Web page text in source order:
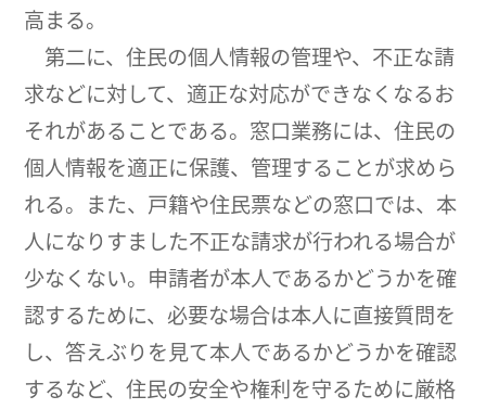
高まる。
第二に、住民の個人情報の管理や、不正な請
求などに対して、適正な対応ができなくなるお
それがあることである。窓口業務には、住民の
個人情報を適正に保護、管理することが求めら
れる。また、戸籍や住民票などの窓口では、本
人になりすました不正な請求が行われる場合が
少なくない。申請者が本人であるかどうかを確
認するために、必要な場合は本人に直接質問を
し、答えぶりを見て本人であるかどうかを確認
するなど、住民の安全や権利を守るために厳格